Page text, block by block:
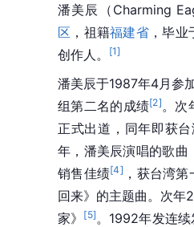
潘美辰（Charming
区 ，祖籍福建省 ，毕
创作人。
[1]
潘美辰于1987年4月参
组第二名的成绩[2] 。次
正式出道，同年即获
年，潘美辰演唱的歌曲
销售佳绩[4] ，获台湾
回来》的主题曲。次年
家》
[5] 。1992年发连